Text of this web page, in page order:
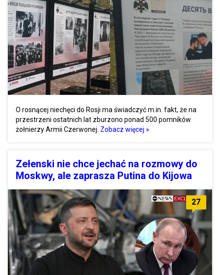
O rosnącej niechęci do Rosji ma świadczyć m.in. fakt, że na
przestrzeni ostatnich lat zburzono ponad 500 pomników
żołnierzy Armii Czerwonej. Zobacz więcej »
Zełenski nie chce jechać na rozmowy do
Moskwy, ale zaprasza Putina do Kijowa
27